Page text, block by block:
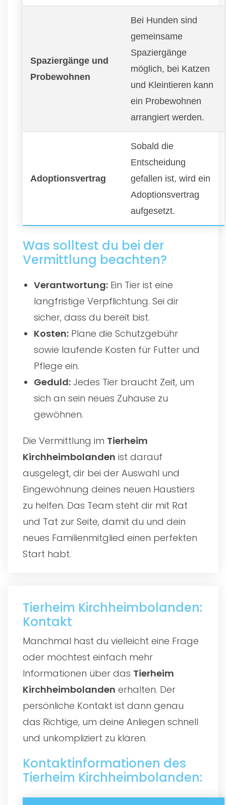
Spaziergänge und
Probewohnen
Bei Hunden sind
gemeinsame
Spaziergänge
möglich, bei Katzen
und Kleintieren kann
ein Probewohnen
arrangiert werden.
Adoptionsvertrag
Sobald die
Entscheidung
gefallen ist, wird ein
Adoptionsvertrag
aufgesetzt.
Was solltest du bei der
Vermittlung beachten?
Verantwortung: Ein Tier ist eine
langfristige Verpflichtung. Sei dir
sicher, dass du bereit bist.
Kosten: Plane die Schutzgebühr
sowie laufende Kosten für Futter und
Pflege ein.
Geduld: Jedes Tier braucht Zeit, um
sich an sein neues Zuhause zu
gewöhnen.
Die Vermittlung im Tierheim
Kirchheimbolanden ist darauf
ausgelegt, dir bei der Auswahl und
Eingewöhnung deines neuen Haustiers
zu helfen. Das Team steht dir mit Rat
und Tat zur Seite, damit du und dein
neues Familienmitglied einen perfekten
Start habt.
Tierheim Kirchheimbolanden:
Kontakt
Manchmal hast du vielleicht eine Frage
oder möchtest einfach mehr
Informationen über das Tierheim
Kirchheimbolanden erhalten. Der
persönliche Kontakt ist dann genau
das Richtige, um deine Anliegen schnell
und unkompliziert zu klären.
Kontaktinformationen des
Tierheim Kirchheimbolanden: